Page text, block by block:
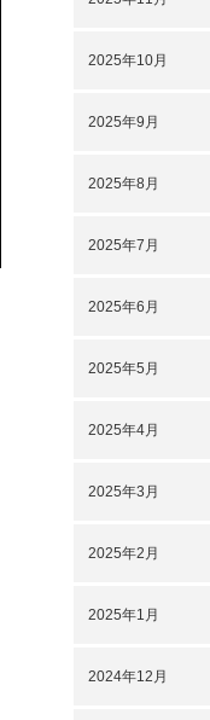
2025年10月
2025年9月
2025年8月
2025年7月
2025年6月
2025年5月
2025年4月
2025年3月
2025年2月
2025年1月
2024年12月